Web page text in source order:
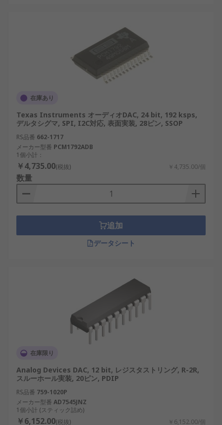
在庫あり
Texas Instruments オーディオDAC, 24 bit, 192 ksps,
デルタシグマ, SPI, I2C対応, 表面実装, 28ピン, SSOP
RS品番 662-1717
メーカー型番 PCM1792ADB
1個小計：
￥4,735.00(税抜) ￥4,735.00/個
数量
追加
データシート
在庫限り
Analog Devices DAC, 12 bit, レジスタストリング, R-2R,
スルーホール実装, 20ピン, PDIP
RS品番 759-1020P
メーカー型番 AD7545JNZ
1個小計 (スティック詰め)
￥6,152.00(税抜) ￥6,152.00/個